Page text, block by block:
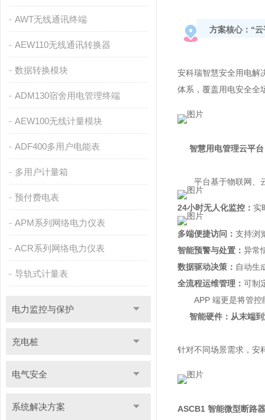
AWT无线通讯终端
AEW110无线通讯转换器
数据转换模块
ADM130宿舍用电管理终端
AEW100无线计量模块
ADF400多用户电能表
多用户计量箱
预付费电表
APM系列网络电力仪表
ACR系列网络电力仪表
导轨式计量表
电力监控与保护
充电桩
电气安全
系统解决方案
方案核心：“
安科瑞智慧安全用电解
体系，覆盖用电安全全
智慧用电管理云平
平台基于物联网、
24小时无人化监控： 实
多端便捷访问： 支持浏
智能预警与处置： 异常
数据驱动决策： 自动生
全流程运维管理： 可制
APP 端更是将管
智能硬件：从末端
针对不同场景需求，安
ASCB1 智能微型断路